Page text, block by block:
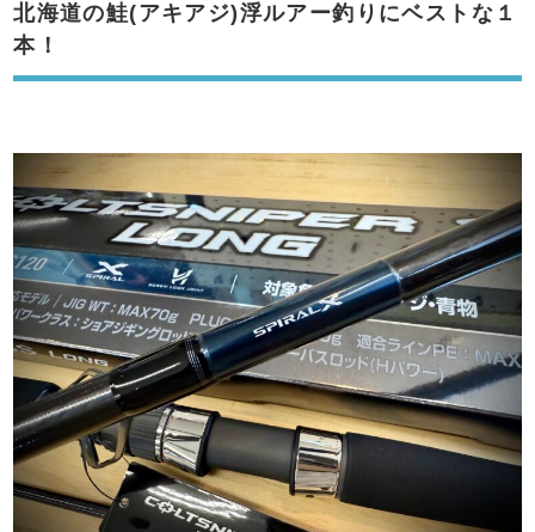
北海道の鮭(アキアジ)浮ルアー釣りにベストな１
本！